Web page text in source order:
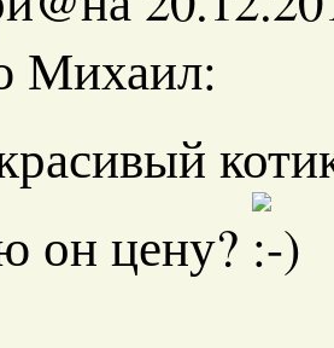
Михаил:
он цену?